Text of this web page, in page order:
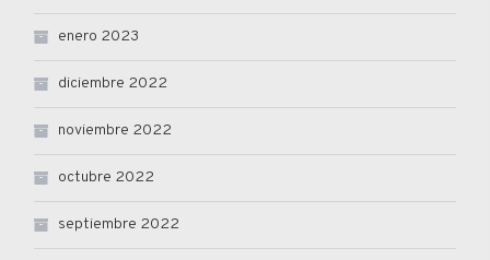
enero 2023
diciembre 2022
noviembre 2022
octubre 2022
septiembre 2022